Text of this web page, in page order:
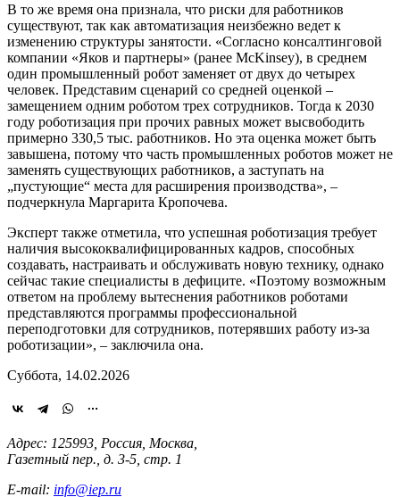
В то же время она признала, что риски для работников
существуют, так как автоматизация неизбежно ведет к
изменению структуры занятости. «Согласно консалтинговой
компании «Яков и партнеры» (ранее McKinsey), в среднем
один промышленный робот заменяет от двух до четырех
человек. Представим сценарий со средней оценкой –
замещением одним роботом трех сотрудников. Тогда к 2030
году роботизация при прочих равных может высвободить
примерно 330,5 тыс. работников. Но эта оценка может быть
завышена, потому что часть промышленных роботов может не
заменять существующих работников, а заступать на
„пустующие“ места для расширения производства», –
подчеркнула Маргарита Кропочева.
Эксперт также отметила, что успешная роботизация требует
наличия высококвалифицированных кадров, способных
создавать, настраивать и обслуживать новую технику, однако
сейчас такие специалисты в дефиците. «Поэтому возможным
ответом на проблему вытеснения работников роботами
представляются программы профессиональной
переподготовки для сотрудников, потерявших работу из-за
роботизации», – заключила она.
Суббота, 14.02.2026
Адрес: 125993, Россия, Москва,
Газетный пер., д. 3-5, стр. 1
E-mail: info@iep.ru